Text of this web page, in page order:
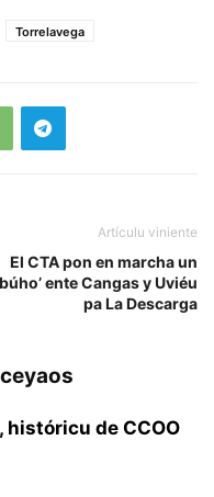
Torrelavega
Artículu viniente
El CTA pon en marcha un
ente Cangas y Uviéu
pa La Descarga
históricu de CCOO